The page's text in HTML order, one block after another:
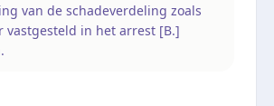
van de schadeverdeling zoals
vastgesteld in het arrest [B.]